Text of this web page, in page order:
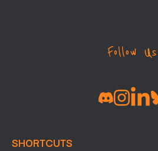
Follow Us
SHORTCUTS